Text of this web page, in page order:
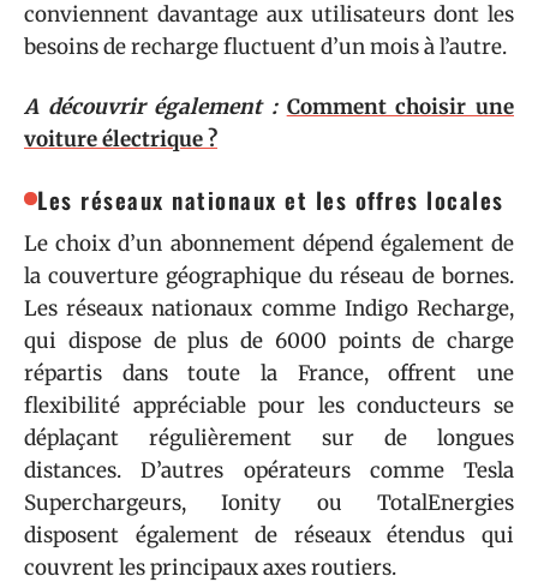
conviennent davantage aux utilisateurs dont les
besoins de recharge fluctuent d’un mois à l’autre.
A découvrir également : Comment choisir une
voiture électrique ?
Les réseaux nationaux et les offres locales
Le choix d’un abonnement dépend également de
la couverture géographique du réseau de bornes.
Les réseaux nationaux comme Indigo Recharge,
qui dispose de plus de 6000 points de charge
répartis dans toute la France, offrent une
flexibilité appréciable pour les conducteurs se
déplaçant régulièrement sur de longues
distances. D’autres opérateurs comme Tesla
Superchargeurs, Ionity ou TotalEnergies
disposent également de réseaux étendus qui
couvrent les principaux axes routiers.